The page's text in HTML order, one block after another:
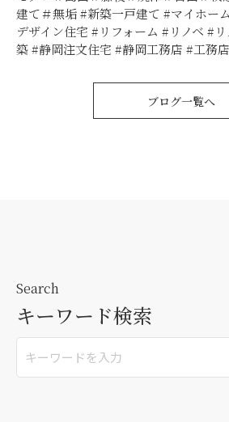
建て＃無垢 #新築一戸建て #マイホー
デザイン住宅 #リフォーム #リノベ #
築 #静岡注文住宅 #静岡工務店 #工務
ブログ一覧へ
Search
キーワード検索